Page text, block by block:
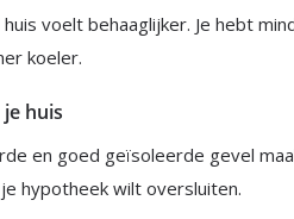
voelt behaaglijker. Je hebt
koeler.
huis
en goed geïsoleerde gevel
hypotheek wilt oversluiten.